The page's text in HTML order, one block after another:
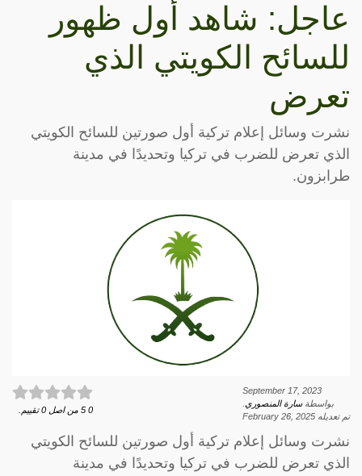
عاجل: شاهد أول ظهور
للسائح الكويتي الذي
تعرض
نشرت وسائل إعلام تركية أول صورتين للسائح الكويتي
الذي تعرض للضرب في تركيا وتحديدًا في مدينة
طرابزون.
September 17, 2023
بواسطةسارة المنصوري
تم تعديله February 26, 2025
0
5 من اصل 0 تقييم.
نشرت وسائل إعلام تركية أول صورتين للسائح الكويتي
الذي تعرض للضرب في تركيا وتحديدًا في مدينة